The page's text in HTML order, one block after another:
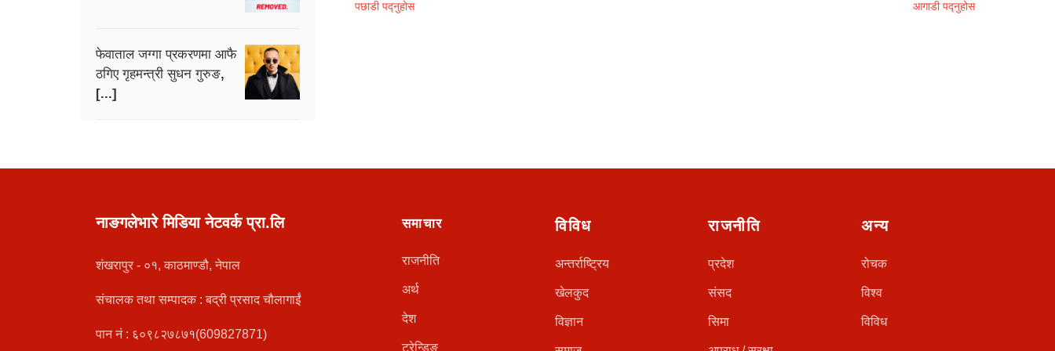
पछाडी पद्नुहोस आगाडी पद्नुहोस
फेवाताल जग्गा प्रकरणमा आफै
ठगिए गृहमन्त्री सुधन गुरुङ,
[...]
नाङगलेभारे मिडिया नेटवर्क प्रा.लि
शंखरापुर - ०१, काठमाण्डौ, नेपाल
संचालक तथा सम्पादक : बद्री प्रसाद चौलागाईं
पान नं : ६०९८२७८७१(609827871)
समाचार
राजनीति
अर्थ
देश
ट्रेन्डिङ
विविध
अन्तर्राष्ट्रिय
खेलकुद
विज्ञान
राजनीति
प्रदेश
संसद
सिमा
अन्य
रोचक
विश्व
विविध